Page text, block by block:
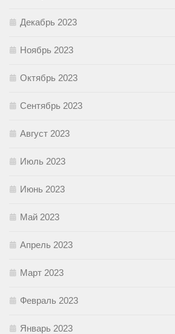
Декабрь 2023
Ноябрь 2023
Октябрь 2023
Сентябрь 2023
Август 2023
Июль 2023
Июнь 2023
Май 2023
Апрель 2023
Март 2023
Февраль 2023
Январь 2023